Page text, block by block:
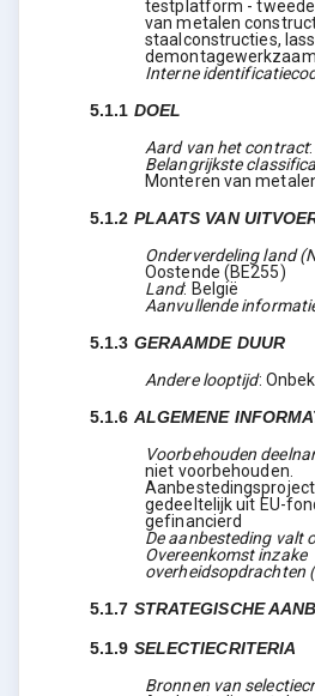
testplatform -
van metalen
staalconstructies,
Interne
5.1.1 DOEL
Aard van het contract
Belangrijkste
Monteren van
5.1.2 PLAATS VAN
Onderverdeling land
Oostende (BE255)
Land: België
Aanvullende
5.1.3 GERAAMDE DUUR
Andere looptijd:
5.1.6 ALGEMENE
Voorbehouden
niet voorbehouden.
gedeeltelijk uit EU-
gefinancierd
De aanbesteding valt
Overeenkomst inzake
overheidsopdrachten
5.1.7 STRATEGISCHE
5.1.9 SELECTIECRITERIA
Bronnen van